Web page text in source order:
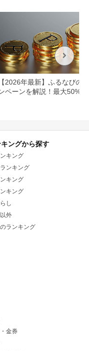
【2026年最新】ふるなびの
ペーンを解説！最大50%還
ングから探す
キング
ンキング
キング
キング
し
外
ランキング
金券